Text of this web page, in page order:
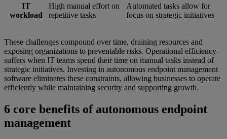
IT
workload
High manual effort on
repetitive tasks
Automated tasks allow for
focus on strategic initiatives
These challenges compound over time, draining resources and
exposing organizations to preventable risks. Operational efficiency
suffers when IT teams spend their time on manual tasks instead of
strategic initiatives. Investing in autonomous endpoint management
software eliminates these constraints, allowing businesses to operate
efficiently while maintaining security and supporting growth.
6 core benefits of autonomous endpoint
management